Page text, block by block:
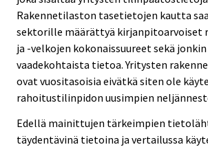
Rakennetilaston tasetietojen kautta
sektorille määrättyä kirjanpitoarvoiset
ja -velkojen kokonaissuureet sekä
vaadekohtaista tietoa. Yritysten
ovat vuositasoisia eivätkä siten ole
rahoitustilinpidon uusimpien
Edellä mainittujen tärkeimpien
täydentävinä tietoina ja vertailussa